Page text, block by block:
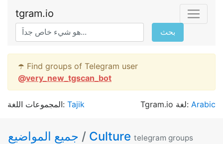
tgram.io
بحث
☂️ Find groups of Telegram user
@very_new_tgscan_bot
المجموعات اللغة: Tajik Tgram.io لغة: Arabic
/ Culture telegram groups